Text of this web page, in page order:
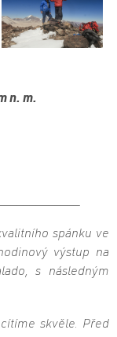
n. m.
spánku ve
výstup na
s následným
skvěle. Před